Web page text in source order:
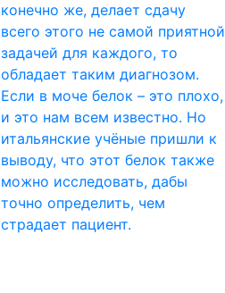
конечно же, делает сдачу
всего этого не самой приятной
задачей для каждого, то
обладает таким диагнозом.
Если в моче белок – это плохо,
и это нам всем известно. Но
итальянские учёные пришли к
выводу, что этот белок также
можно исследовать, дабы
точно определить, чем
страдает пациент.